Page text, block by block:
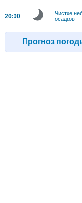
20:00
Чистое
осадков
Прогноз